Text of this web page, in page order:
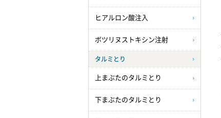
ヒアルロン酸注入
ボツリヌストキシン注射
タルミとり
上まぶたのタルミとり
下まぶたのタルミとり